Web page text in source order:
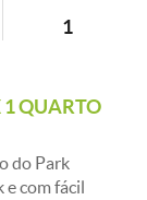
1
1 QUARTO
do Park
e com fácil